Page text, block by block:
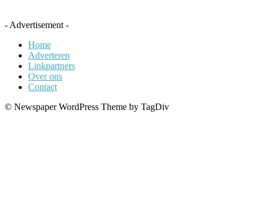
- Advertisement -
Home
Adverteren
Linkpartners
Over ons
Contact
© Newspaper WordPress Theme by TagDiv